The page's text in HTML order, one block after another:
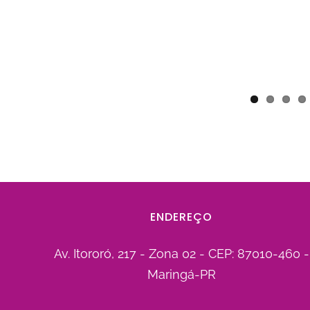
ENDEREÇO
Av. Itororó, 217 - Zona 02 - CEP: 87010-460 -
Maringá-PR